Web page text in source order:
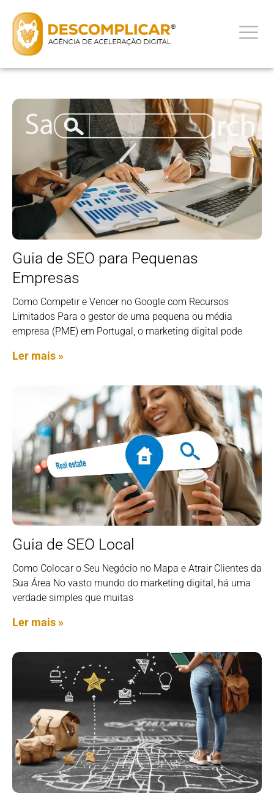
Guia de SEO para Pequenas
Empresas
Como Competir e Vencer no Google com Recursos
Limitados Para o gestor de uma pequena ou média
empresa (PME) em Portugal, o marketing digital pode
Ler mais »
Guia de SEO Local
Como Colocar o Seu Negócio no Mapa e Atrair Clientes da
Sua Área No vasto mundo do marketing digital, há uma
verdade simples que muitas
Ler mais »